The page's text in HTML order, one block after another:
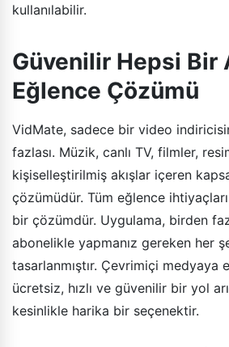
kullanılabilir.
Güvenilir Hepsi Bir
Eğlence Çözümü
VidMate, sadece bir video
fazlası. Müzik, canlı TV, filmler,
kişiselleştirilmiş akışlar içeren
çözümüdür. Tüm eğlence
bir çözümdür. Uygulama, birden
abonelikle yapmanız gereken her
tasarlanmıştır. Çevrimiçi medyaya
ücretsiz, hızlı ve güvenilir bir yol
kesinlikle harika bir seçenektir.